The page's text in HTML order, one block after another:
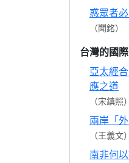
惑眾者
（聞銘）
台灣的國
亞太經
應之道
（宋鎮照）
兩岸「
（王義文）
南非何